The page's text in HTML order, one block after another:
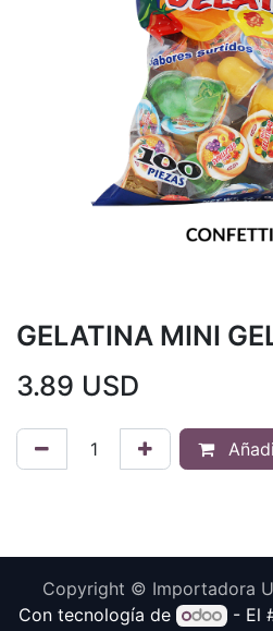
GELATINA MINI
3.89 USD
Copyright © Importadora
Con tecnología de
- El